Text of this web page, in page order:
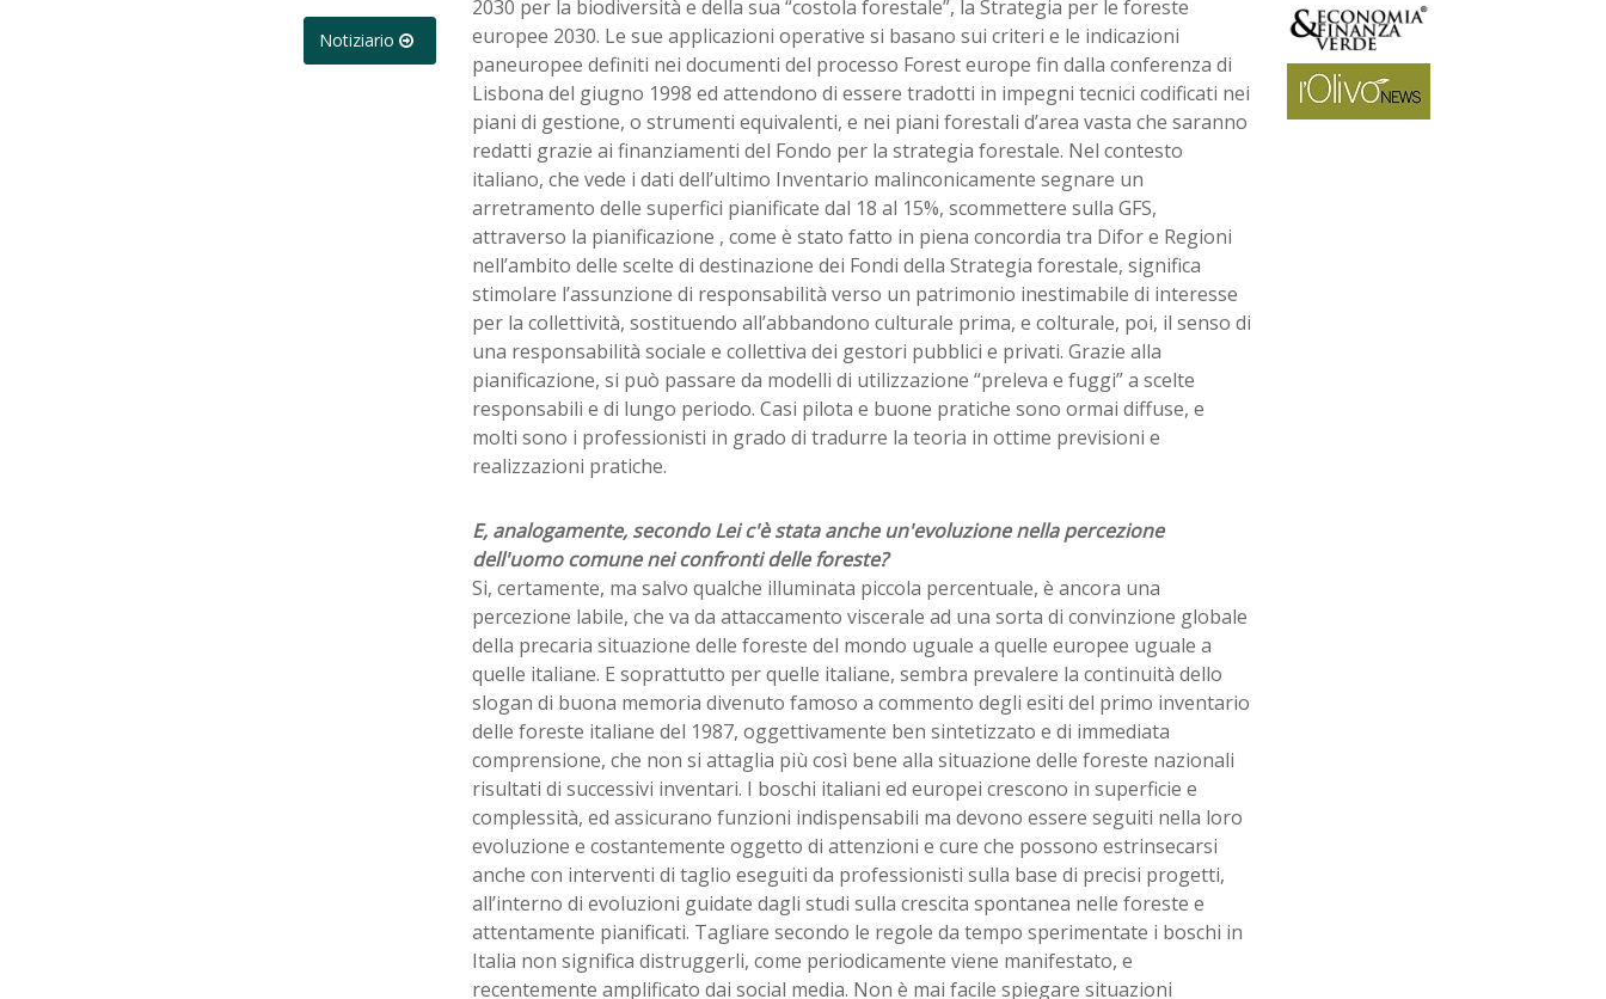
Notiziario
2030 per la biodiversità e della sua “costola forestale”, la Strategia per le foreste
europee 2030. Le sue applicazioni operative si basano sui criteri e le indicazioni
paneuropee definiti nei documenti del processo Forest europe fin dalla conferenza di
Lisbona del giugno 1998 ed attendono di essere tradotti in impegni tecnici codificati nei
piani di gestione, o strumenti equivalenti, e nei piani forestali d’area vasta che saranno
redatti grazie ai finanziamenti del Fondo per la strategia forestale. Nel contesto
italiano, che vede i dati dell’ultimo Inventario malinconicamente segnare un
arretramento delle superfici pianificate dal 18 al 15%, scommettere sulla GFS,
attraverso la pianificazione , come è stato fatto in piena concordia tra Difor e Regioni
nell’ambito delle scelte di destinazione dei Fondi della Strategia forestale, significa
stimolare l’assunzione di responsabilità verso un patrimonio inestimabile di interesse
per la collettività, sostituendo all’abbandono culturale prima, e colturale, poi, il senso di
una responsabilità sociale e collettiva dei gestori pubblici e privati. Grazie alla
pianificazione, si può passare da modelli di utilizzazione “preleva e fuggi” a scelte
responsabili e di lungo periodo. Casi pilota e buone pratiche sono ormai diffuse, e
molti sono i professionisti in grado di tradurre la teoria in ottime previsioni e
realizzazioni pratiche.
E, analogamente, secondo Lei c'è stata anche un'evoluzione nella percezione
dell'uomo comune nei confronti delle foreste?
Si, certamente, ma salvo qualche illuminata piccola percentuale, è ancora una
percezione labile, che va da attaccamento viscerale ad una sorta di convinzione globale
della precaria situazione delle foreste del mondo uguale a quelle europee uguale a
quelle italiane. E soprattutto per quelle italiane, sembra prevalere la continuità dello
slogan di buona memoria divenuto famoso a commento degli esiti del primo inventario
delle foreste italiane del 1987, oggettivamente ben sintetizzato e di immediata
comprensione, che non si attaglia più così bene alla situazione delle foreste nazionali
risultati di successivi inventari. I boschi italiani ed europei crescono in superficie e
complessità, ed assicurano funzioni indispensabili ma devono essere seguiti nella loro
evoluzione e costantemente oggetto di attenzioni e cure che possono estrinsecarsi
anche con interventi di taglio eseguiti da professionisti sulla base di precisi progetti,
all’interno di evoluzioni guidate dagli studi sulla crescita spontanea nelle foreste e
attentamente pianificati. Tagliare secondo le regole da tempo sperimentate i boschi in
Italia non significa distruggerli, come periodicamente viene manifestato, e
recentemente amplificato dai social media. Non è mai facile spiegare situazioni